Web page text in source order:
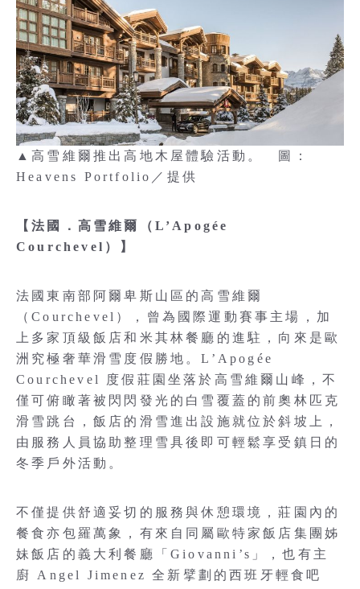
▲高雪維爾推出高地木屋體驗活動。 圖：
Heavens Portfolio／提供
【法國．高雪維爾（L’Apogée
Courchevel）】
法國東南部阿爾卑斯山區的高雪維爾
（Courchevel），曾為國際運動賽事主場，加
上多家頂級飯店和米其林餐廳的進駐，向來是歐
洲究極奢華滑雪度假勝地。L’Apogée
Courchevel 度假莊園坐落於高雪維爾山峰，不
僅可俯瞰著被閃閃發光的白雪覆蓋的前奧林匹克
滑雪跳台，飯店的滑雪進出設施就位於斜坡上，
由服務人員協助整理雪具後即可輕鬆享受鎮日的
冬季戶外活動。
不僅提供舒適妥切的服務與休憩環境，莊園內的
餐食亦包羅萬象，有來自同屬歐特家飯店集團姊
妹飯店的義大利餐廳「Giovanni’s」，也有主
廚 Angel Jimenez 全新擘劃的西班牙輕食吧